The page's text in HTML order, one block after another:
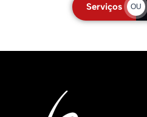
Serviços OU